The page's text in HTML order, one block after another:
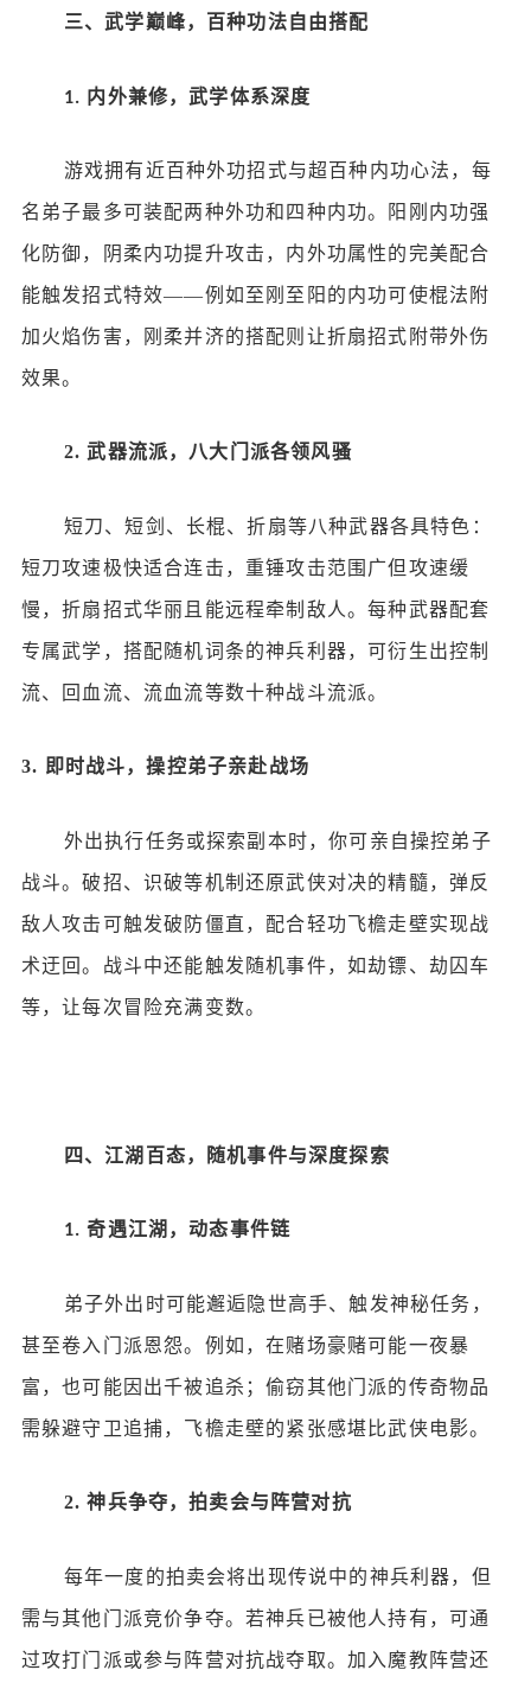
三、武学巅峰，百种功法自由搭配
1. 内外兼修，武学体系深度
游戏拥有近百种外功招式与超百种内功心法，每
名弟子最多可装配两种外功和四种内功。阳刚内功强
化防御，阴柔内功提升攻击，内外功属性的完美配合
能触发招式特效——例如至刚至阳的内功可使棍法附
加火焰伤害，刚柔并济的搭配则让折扇招式附带外伤
效果。
2.武器流派，八大门派各领风骚
短刀、短剑、长棍、折扇等八种武器各具特色：
短刀攻速极快适合连击，重锤攻击范围广但攻速缓
慢，折扇招式华丽且能远程牵制敌人。每种武器配套
专属武学，搭配随机词条的神兵利器，可衍生出控制
流、回血流、流血流等数十种战斗流派。
3. 即时战斗，操控弟子亲赴战场
外出执行任务或探索副本时，你可亲自操控弟子
战斗。破招、识破等机制还原武侠对决的精髓，弹反
敌人攻击可触发破防僵直，配合轻功飞檐走壁实现战
术迂回。战斗中还能触发随机事件，如劫镖、劫囚车
等，让每次冒险充满变数。
四、江湖百态，随机事件与深度探索
1.奇遇江湖，动态事件链
弟子外出时可能邂逅隐世高手、触发神秘任务，
甚至卷入门派恩怨。例如，在赌场豪赌可能一夜暴
富，也可能因出千被追杀；偷窃其他门派的传奇物品
需躲避守卫追捕，飞檐走壁的紧张感堪比武侠电影。
2.神兵争夺，拍卖会与阵营对抗
每年一度的拍卖会将出现传说中的神兵利器，但
需与其他门派竞价争夺。若神兵已被他人持有，可通
过攻打门派或参与阵营对抗战夺取。加入魔教阵营还